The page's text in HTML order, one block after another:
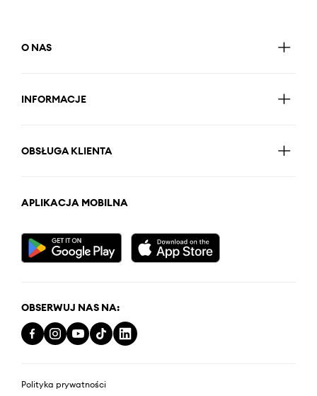
O NAS
INFORMACJE
OBSŁUGA KLIENTA
APLIKACJA MOBILNA
OBSERWUJ NAS NA:
Polityka prywatności